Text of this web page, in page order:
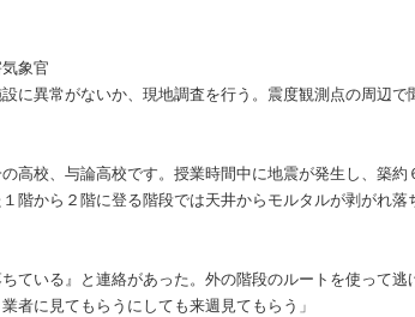
象官
に異常がないか、現地調査を行う。震度観測点の周辺
高校、与論高校です。授業時間中に地震が発生し、築
階から２階に登る階段では天井からモルタルが剥がれ落
ている』と連絡があった。外の階段のルートを使って
者に見てもらうにしても来週見てもらう」